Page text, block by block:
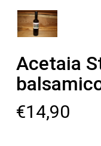
Acetaia
€14,90